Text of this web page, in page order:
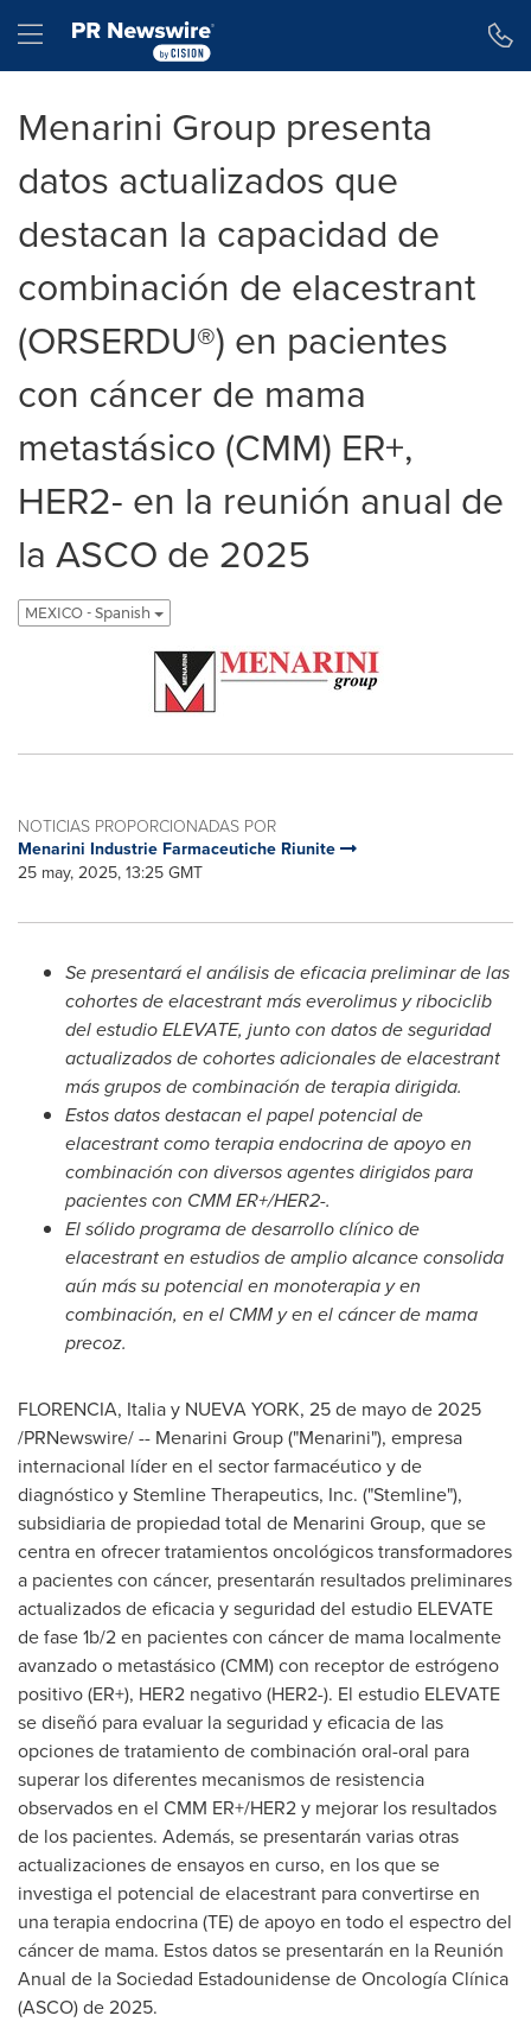
Hamburger menu
Menarini Group presenta
datos actualizados que
destacan la capacidad de
combinación de elacestrant
(ORSERDU®) en pacientes
con cáncer de mama
metastásico (CMM) ER+,
HER2- en la reunión anual de
la ASCO de 2025
MEXICO - Spanish
NOTICIAS PROPORCIONADAS POR
Menarini Industrie Farmaceutiche Riunite
25 may, 2025, 13:25 GMT
Se presentará el análisis de eficacia preliminar de las
cohortes de elacestrant máseverolimus yribociclib
del estudioELEVATE, junto con datos de seguridad
actualizados de cohortes adicionales de elacestrant
más grupos de combinación de terapia dirigida.
Estos datos destacan el papel potencial de
elacestrant como terapia endocrina de apoyo en
combinación con diversos agentes dirigidos para
pacientes con CMM ER+/HER2-.
El sólido programa de desarrollo clínico de
elacestrant en estudios de amplio alcance consolida
aún más su potencial en monoterapia y en
combinación, en el CMM y en el cáncer de mama
precoz.
FLORENCIA, Italia y NUEVA YORK, 25 de mayo de 2025
/PRNewswire/ -- Menarini Group ("Menarini"), empresa
internacional líder en el sector farmacéutico y de
diagnóstico y Stemline Therapeutics, Inc. ("Stemline"),
subsidiaria de propiedad total de Menarini Group, que se
centra en ofrecer tratamientos oncológicos transformadores
a pacientes con cáncer, presentarán resultados preliminares
actualizados de eficacia y seguridad del estudio ELEVATE
de fase1b/2 en pacientes con cáncer de mama localmente
avanzado o metastásico (CMM) con receptor de estrógeno
positivo (ER+), HER2 negativo (HER2-). El estudio ELEVATE
se diseñó para evaluar la seguridad y eficacia de las
opciones de tratamiento de combinación oral-oral para
superar los diferentes mecanismos de resistencia
observados en el CMM ER+/HER2 y mejorar los resultados
de los pacientes. Además, se presentarán varias otras
actualizaciones de ensayos en curso, en los que se
investiga el potencial de elacestrant para convertirse en
una terapia endocrina (TE) de apoyo en todo el espectro del
cáncer de mama. Estos datos se presentarán en la Reunión
Anual de la Sociedad Estadounidense de Oncología Clínica
(ASCO) de 2025.